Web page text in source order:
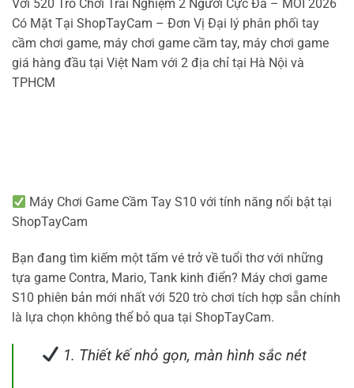
Với 520 Trò Chơi Trải Nghiệm 2 Người Cực Đã – MỚI 2026
Có Mặt Tại ShopTayCam – Đơn Vị Đại lý phân phối tay
cầm chơi game, máy chơi game cầm tay, máy chơi game
giá hàng đầu tại Việt Nam với 2 địa chỉ tại Hà Nội và
TPHCM
Máy Chơi Game Cầm Tay S10 với tính năng nổi bật tại
ShopTayCam
Bạn đang tìm kiếm một tấm vé trở về tuổi thơ với những
tựa game Contra, Mario, Tank kinh điển? Máy chơi game
S10 phiên bản mới nhất với 520 trò chơi tích hợp sẵn chính
là lựa chọn không thể bỏ qua tại ShopTayCam.
1. Thiết kế nhỏ gọn, màn hình sắc nét